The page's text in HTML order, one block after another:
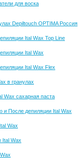
для воска
Depiltouch OPTIMA Россия
Ital Wax Top Line
Ital Wax
Ital Wax Flex
в гранулах
Wax сахарная паста
и После депиляции Ital Wax
Wax
Ital Wax